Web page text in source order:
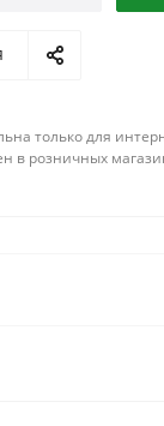
только для
в розничных